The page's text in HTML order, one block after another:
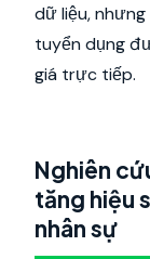
dữ liệu,
tuyển dụng
giá trực tiếp.
Nghiên
tăng hiệu
nhân sự